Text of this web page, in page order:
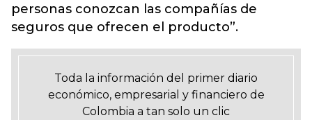
personas conozcan las compañías de
seguros que ofrecen el producto”.
Toda la información del primer diario
económico, empresarial y financiero de
Colombia a tan solo un clic